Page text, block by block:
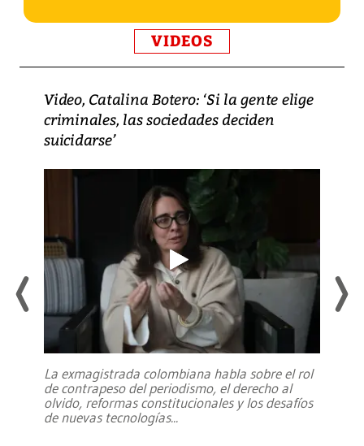
VIDEOS
Video, Catalina Botero: ‘Si la gente elige
criminales, las sociedades deciden
suicidarse’
La exmagistrada colombiana habla sobre el rol
de contrapeso del periodismo, el derecho al
olvido, reformas constitucionales y los desafíos
de nuevas tecnologías...